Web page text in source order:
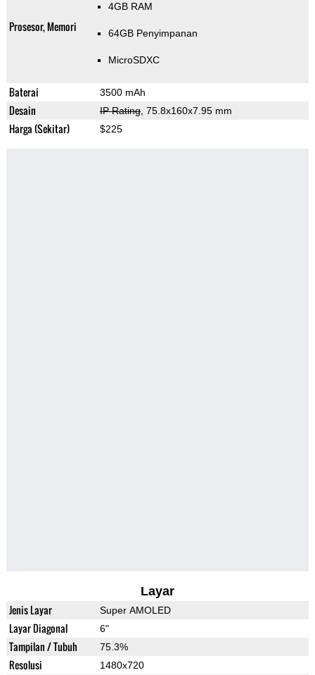
Prosesor, Memori
4GB RAM
64GB Penyimpanan
MicroSDXC
Baterai 3500 mAh
Desain IP Rating, 75.8x160x7.95 mm
Harga (Sekitar) $225
Layar
Jenis Layar Super AMOLED
Layar Diagonal 6"
Tampilan / Tubuh 75.3%
Resolusi 1480x720